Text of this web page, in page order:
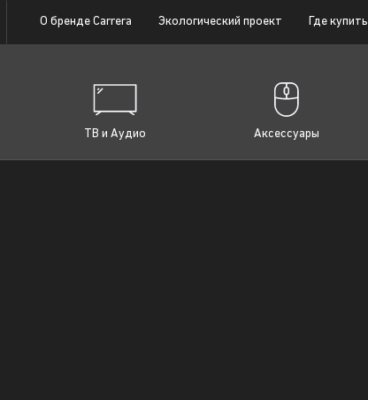
О бренде Carrera Экологический проект Где купить
ТВ и Аудио Аксессуары